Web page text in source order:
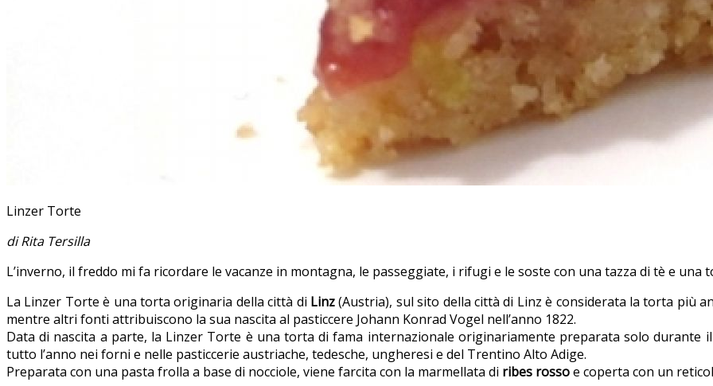
Linzer Torte
di Rita Tersilla
L’inverno, il freddo mi fa ricordare le vacanze in montagna, le passeggiate, i rifugi e le soste con una tazza di tè e
La Linzer Torte è una torta originaria della città di Linz(Austria), sul sito della città di Linz è considerata la torta più
mentre altri fonti attribuiscono la sua nascita al pasticcere Johann Konrad Vogel nell’anno 1822.
Data di nascita a parte, la Linzer Torte è una torta di fama internazionale originariamente preparata solo durante
tutto l’anno nei forni e nelle pasticcerie austriache, tedesche, ungheresi e del Trentino Alto Adige.
Preparata con una pasta frolla a base di nocciole, viene farcita con la marmellata di ribes rossoe coperta con un